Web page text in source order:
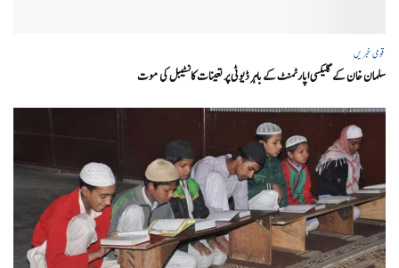
قومی خبریں
سلمان خان کے گلیکسی اپارٹمنٹ کے باہر ڈیوٹی پر تعینات کانسٹیبل کی موت